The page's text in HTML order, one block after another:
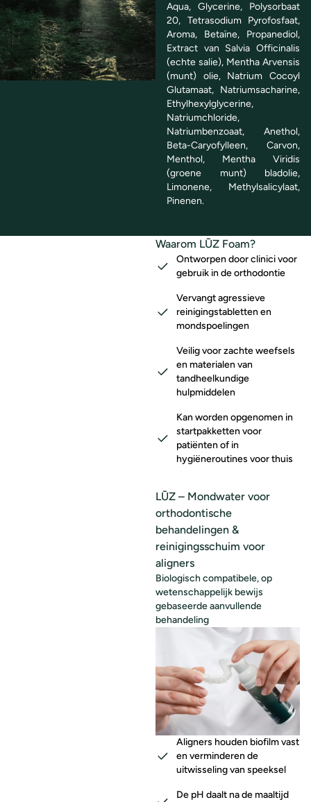
Aqua, Glycerine, Polysorbaat
20, Tetrasodium Pyrofosfaat,
Aroma, Betaïne, Propanediol,
Extract van Salvia Officinalis
(echte salie), Mentha Arvensis
(munt) olie, Natrium Cocoyl
Glutamaat, Natriumsacharine,
Ethylhexylglycerine,
Natriumchloride,
Natriumbenzoaat, Anethol,
Beta-Caryofylleen, Carvon,
Menthol, Mentha Viridis
(groene munt) bladolie,
Limonene, Methylsalicylaat,
Pinenen.
Waarom LŪZ Foam?
Ontworpen door clinici voor
gebruik in de orthodontie
Vervangt agressieve
reinigingstabletten en
mondspoelingen
Veilig voor zachte weefsels
en materialen van
tandheelkundige
hulpmiddelen
Kan worden opgenomen in
startpakketten voor
patiënten of in
hygiëneroutines voor thuis
LŪZ – Mondwater voor
orthodontische
behandelingen &
reinigingsschuim voor
aligners
Biologisch compatibele, op
wetenschappelijk bewijs
gebaseerde aanvullende
behandeling
Aligners houden biofilm vast
en verminderen de
uitwisseling van speeksel
De pH daalt na de maaltijd